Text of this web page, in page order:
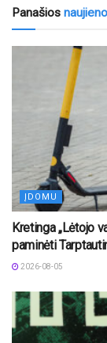
Panašios
ĮDOMU
Kretinga „Lėtojo
paminėti
2026-08-05